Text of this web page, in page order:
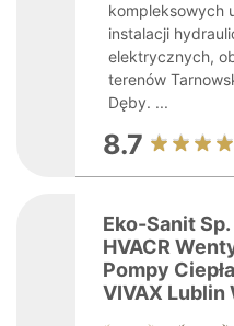
kompleksowych
instalacji
elektrycznych,
terenów
Dęby. ...
8.7
Eko-Sanit
HVACR
Pompy
VIVAX Lublin